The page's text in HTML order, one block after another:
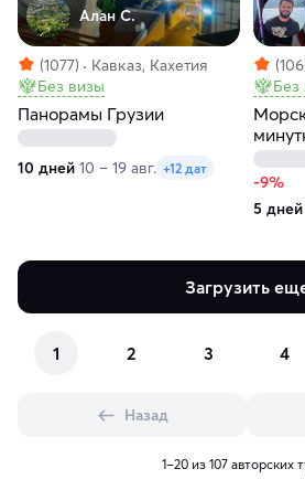
Алан С.
(1077)
Кавказ, Кахетия
Без визы
Панорамы Грузии
10 дней 10 – 19 авг. +12 дат
Без
-9%
5 дней
Загрузить
1 2 3 4
Назад
1–20 из 107 авторских